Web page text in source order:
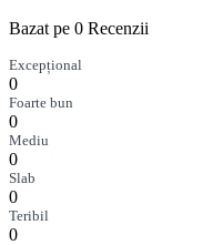
Bazat pe 0 Recenzii
Excepțional
0
Foarte bun
0
Mediu
0
Slab
0
Teribil
0